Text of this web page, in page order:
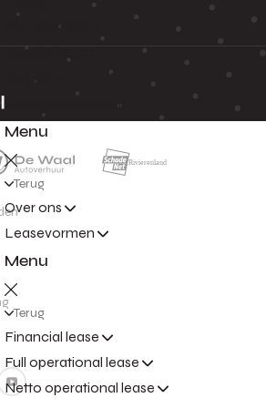
Menu
Terug
Over ons
Leasevormen
Menu
Terug
Financial lease
Full operational lease
Netto operational lease